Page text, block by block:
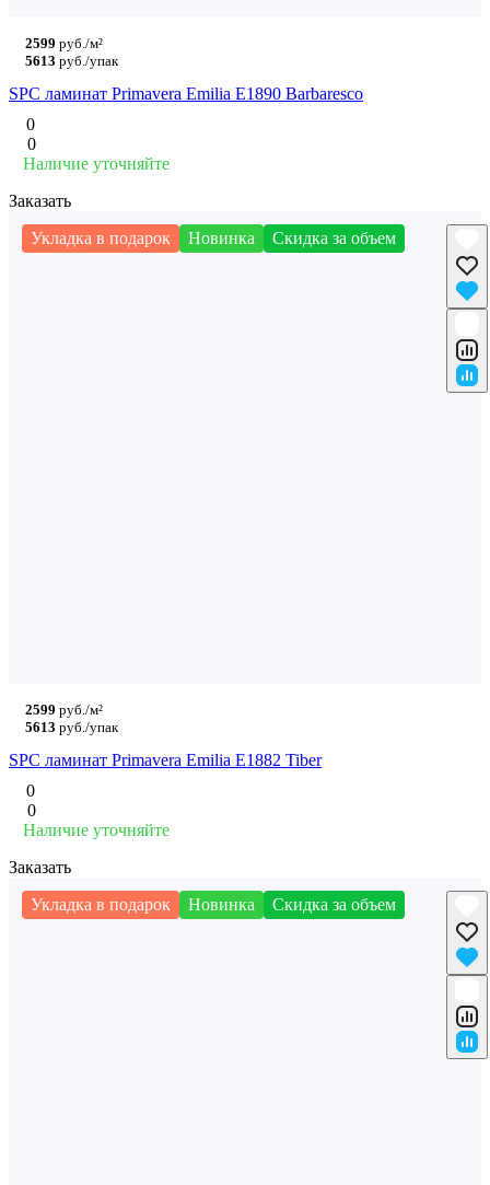
2599 руб./м²
5613 руб./упак
SPC ламинат Primavera Emilia E1890 Barbaresco
0
0
Наличие уточняйте
Заказать
Укладка в подарок
Новинка Скидка за объем
2599 руб./м²
5613 руб./упак
SPC ламинат Primavera Emilia E1882 Tiber
0
0
Наличие уточняйте
Заказать
Укладка в подарок
Новинка Скидка за объем